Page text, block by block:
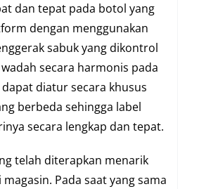
dan tepat pada botol yang
dengan menggunakan
sabuk yang dikontrol
secara harmonis pada
diatur secara khusus
berbeda sehingga label
secara lengkap dan tepat.
telah diterapkan menarik
Pada saat yang sama